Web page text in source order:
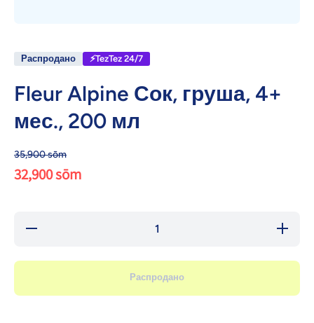
Распродано ⚡TezTez 24/7
Fleur Alpine Сок, груша, 4+
мес., 200 мл
35,900 sōm
32,900 sōm
Уменьшить
груша,
мл
Распродано